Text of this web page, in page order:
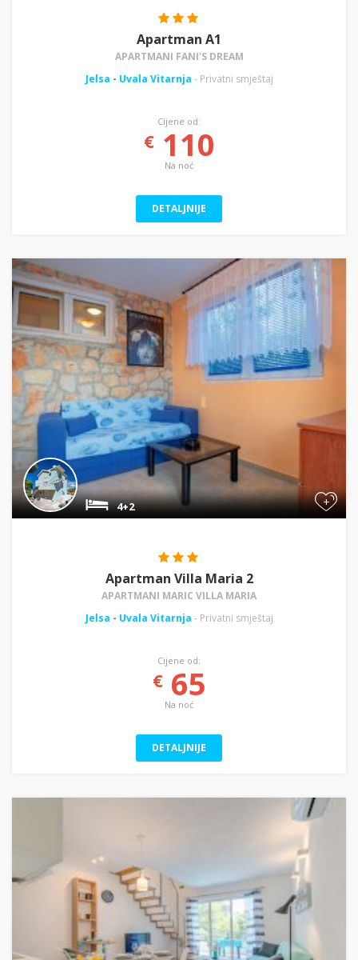
Apartman A1
APARTMANI FANI'S DREAM
Jelsa - Uvala Vitarnja - Privatni smještaj
Cijene od:
€110
Na noć
DETALJNIJE
+
4+2
Apartman Villa Maria 2
APARTMANI MARIC VILLA MARIA
Jelsa - Uvala Vitarnja - Privatni smještaj
Cijene od:
€65
Na noć
DETALJNIJE